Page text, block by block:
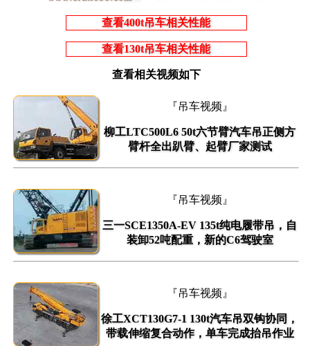
查看400t吊车相关性能
查看130t吊车相关性能
查看相关视频如下
『吊车视频』
柳工LTC500L6 50t六节臂汽车吊正侧方
臂杆全出趴臂、起臂厂家测试
『吊车视频』
三一SCE1350A-EV 135t纯电履带吊，自
装卸52吨配重，新的C6驾驶室
『吊车视频』
徐工XCT130G7-1 130t汽车吊双钩协同，
带载伸缩复合动作，单车完成抬吊作业